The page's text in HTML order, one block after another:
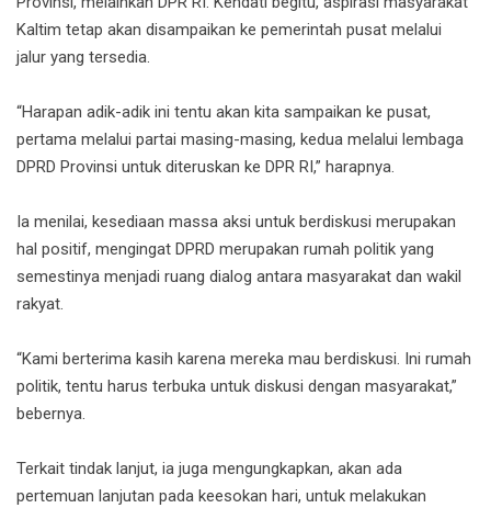
Kaltim tetap akan disampaikan ke pemerintah pusat melalui
jalur yang tersedia.
‎“Harapan adik-adik ini tentu akan kita sampaikan ke pusat,
pertama melalui partai masing-masing, kedua melalui lembaga
DPRD Provinsi untuk diteruskan ke DPR RI,” harapnya.
‎Ia menilai, kesediaan massa aksi untuk berdiskusi merupakan
hal positif, mengingat DPRD merupakan rumah politik yang
semestinya menjadi ruang dialog antara masyarakat dan wakil
rakyat.
‎“Kami berterima kasih karena mereka mau berdiskusi. Ini rumah
politik, tentu harus terbuka untuk diskusi dengan masyarakat,”
bebernya.
‎Terkait tindak lanjut, ia juga mengungkapkan, akan ada
pertemuan lanjutan pada keesokan hari, untuk melakukan